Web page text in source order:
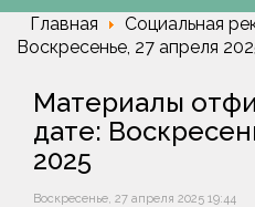
Главная
Социальная
Воскресенье, 27 апреля
Материалы
дате:
2025
Воскресенье, 27 апреля 2025 19:44